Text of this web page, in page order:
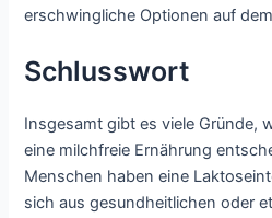
erschwingliche Optionen auf
Schlusswort
Insgesamt gibt es viele Gründe,
eine milchfreie Ernährung
Menschen haben eine
sich aus gesundheitlichen oder